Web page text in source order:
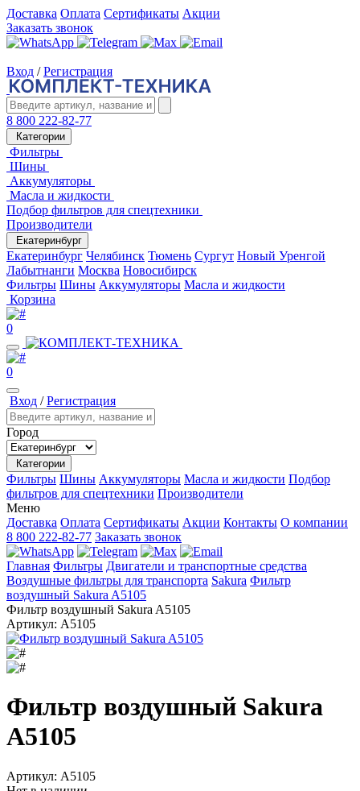
Доставка Оплата Сертификаты Акции
Заказать звонок
Вход / Регистрация
8 800 222-82-77
Категории
Фильтры
Шины
Аккумуляторы
Масла и жидкости
Подбор фильтров для спецтехники
Производители
Екатеринбург
Екатеринбург Челябинск Тюмень Сургут Новый Уренгой
Лабытнанги Москва Новосибирск
Фильтры Шины Аккумуляторы Масла и жидкости
Корзина
0
0
Вход /Регистрация
Город
Категории
Фильтры Шины Аккумуляторы Масла и жидкости Подбор
фильтров для спецтехники Производители
Меню
Доставка Оплата Сертификаты Акции Контакты О компании
8 800 222-82-77 Заказать звонок
Главная Фильтры Двигатели и транспортные средства
Воздушные фильтры для транспорта Sakura Фильтр
воздушный Sakura A5105
Фильтр воздушный Sakura A5105
Артикул: A5105
Фильтр воздушный Sakura
A5105
Артикул: A5105